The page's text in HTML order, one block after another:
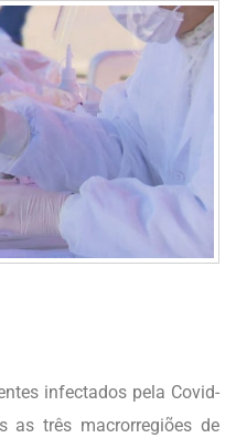
infectados pela Covid-
as três macrorregiões de